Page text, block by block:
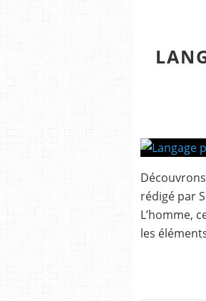
rédigé par
L’homme,
les